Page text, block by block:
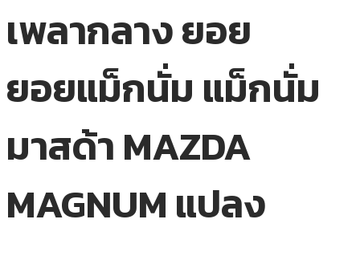
เพลากลาง ยอย
ยอยแม็กนั่ม แม็กนั่ม
มาสด้า MAZDA
MAGNUM แปลง